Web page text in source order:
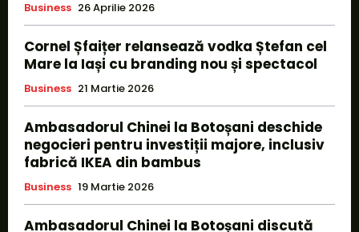
Business 26 Aprilie 2026
Cornel Șfaițer relansează vodka Ștefan cel
Mare la Iași cu branding nou și spectacol
Business 21 Martie 2026
Ambasadorul Chinei la Botoșani deschide
negocieri pentru investiții majore, inclusiv
fabrică IKEA din bambus
Business 19 Martie 2026
Ambasadorul Chinei la Botoșani discută